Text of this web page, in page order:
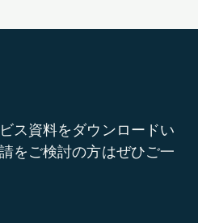
ス資料をダウンロードい
をご検討の方はぜひご一